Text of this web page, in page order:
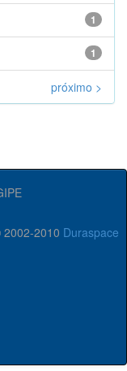
1
1
próximo >
2010 Duraspace